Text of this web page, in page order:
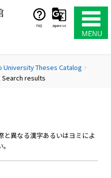
FAQ Japanese
University Theses Catalog chevron_right
results
と異なる漢字あるいはヨミによ